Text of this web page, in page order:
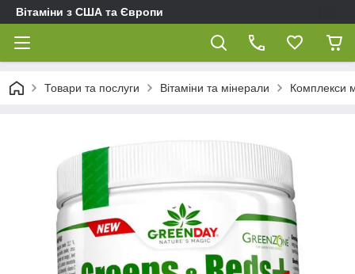
Вітаміни з США та Європи
Товари та послуги Вітаміни та мінерали Комплекси